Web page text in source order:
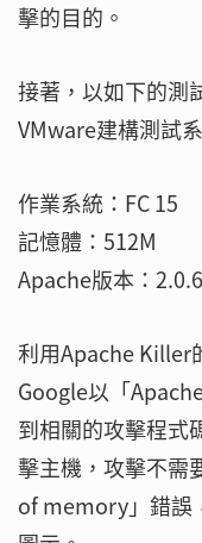
擊的目的。
接著，以如下的測
VMware建構測試
作業系統：FC 15
記憶體：512M
Apache版本：
利用Apache Killer
Google以「
到相關的攻擊程式
擊主機，攻擊不需
of memory」錯誤